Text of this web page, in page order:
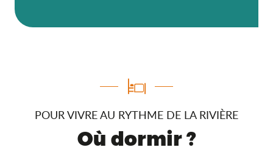
POUR VIVRE AU RYTHME DE LA RIVIÈRE
Où dormir ?